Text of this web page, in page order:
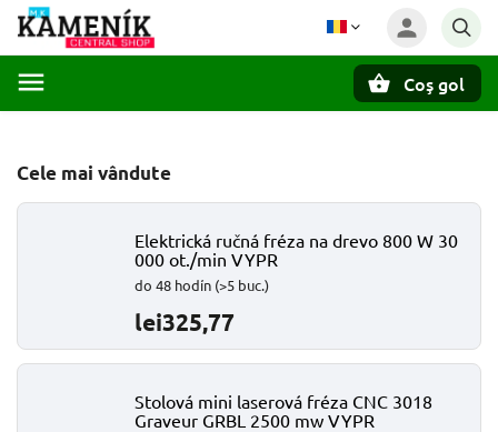
Coş gol
Cele mai vândute
Elektrická ručná fréza na drevo 800 W 30
000 ot./min VYPR
do 48 hodín (>5 buc.)
lei325,77
Stolová mini laserová fréza CNC 3018
Graveur GRBL 2500 mw VYPR